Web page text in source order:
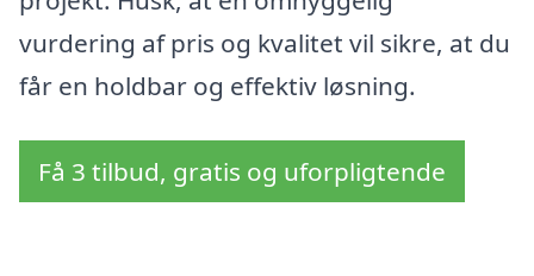
vurdering af pris og kvalitet vil sikre, at du
får en holdbar og effektiv løsning.
Få 3 tilbud, gratis og uforpligtende